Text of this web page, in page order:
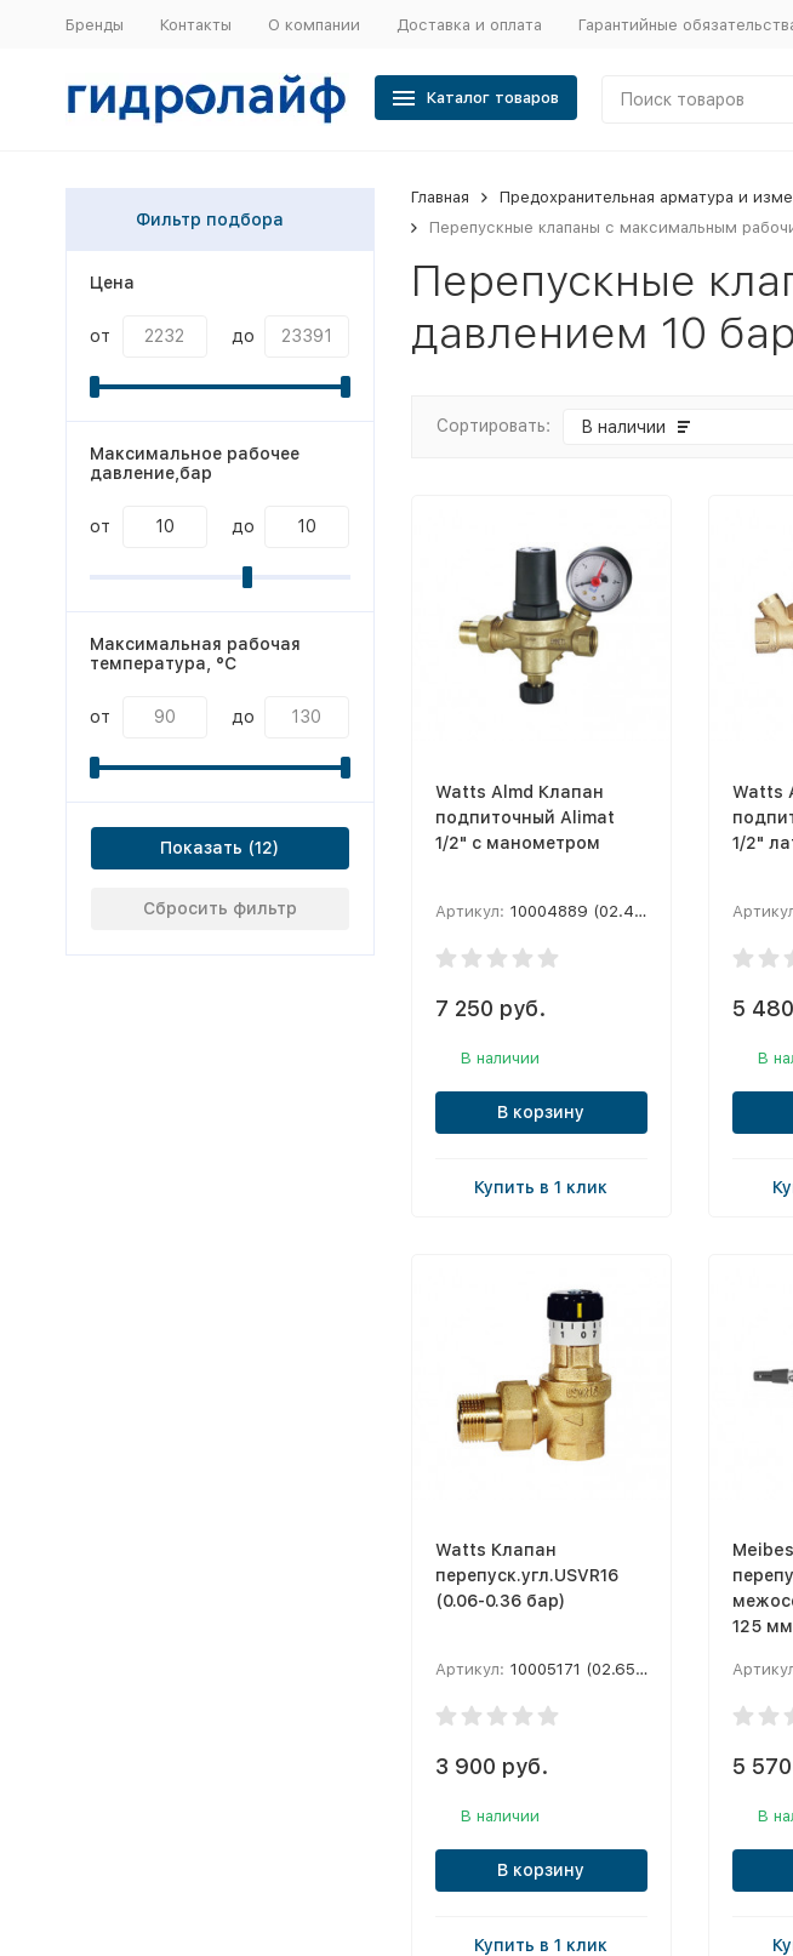
Бренды Контакты О компании Доставка и оплата Гарантийные
Каталог товаров
Главная Предохранительная арматура и
Перепускные клапаны с максимальным
Перепускные
давлением 10 бар
Сортировать: В наличии
Watts Almd Клапан
подпиточный Alimat
1/2" с манометром
Артикул: 10004889 (02.40.205)
7 250 руб.
В наличии
В корзину
Купить в 1 клик
Watts
1/2"
5
В
Watts Клапан
перепуск.угл.USVR16
(0.06-0.36 бар)
Артикул: 10005171 (02.65.216)
3 900 руб.
В наличии
В корзину
Купить в 1 клик
125 мм
5
В
Фильтр подбора
Цена
от до
Максимальное рабочее
давление,бар
от до
Максимальная рабочая
температура, °С
от до
Показать
Сбросить фильтр